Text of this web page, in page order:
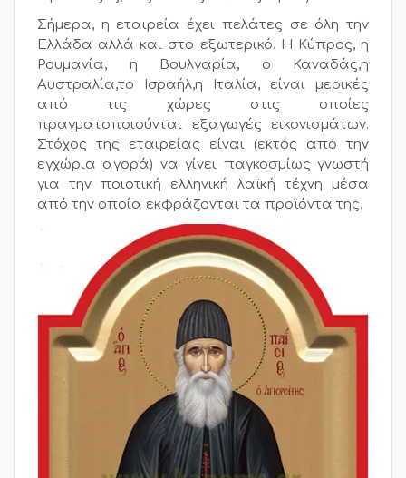
Σήμερα, η εταιρεία έχει πελάτες σε όλη την
Ελλάδα αλλά και στο εξωτερικό. Η Κύπρος, η
Ρουμανία, η Βουλγαρία, ο Καναδάς,η
Αυστραλία,το Ισραήλ,η Ιταλία, είναι μερικές
από τις χώρες στις οποίες
πραγματοποιούνται εξαγωγές εικονισμάτων.
Στόχος της εταιρείας είναι (εκτός από την
εγχώρια αγορά) να γίνει παγκοσμίως γνωστή
για την ποιοτική ελληνική λαϊκή τέχνη μέσα
από την οποία εκφράζονται τα προϊόντα της.